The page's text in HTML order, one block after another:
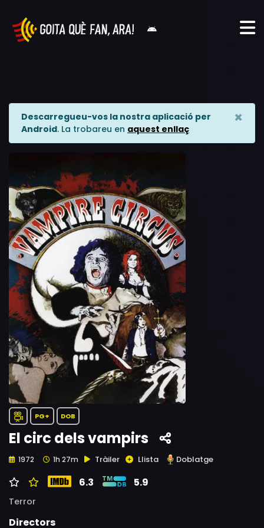
Descarregueu-vos la nostra aplicació per
Android. La trobareu en aquest enllaç
×
PG+ DOB
El circ dels vampirs
1972 1h 27m Tràiler Llista Doblatge
6.3 5.9
Terror
Directors